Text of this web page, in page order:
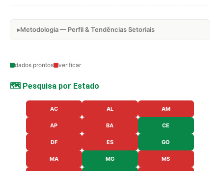
Metodologia — Perfil & Tendências Setoriais
dados prontos verificar
🗺️ Pesquisa por Estado
AC AL AM
AP BA CE
DF ES GO
MA MG MS